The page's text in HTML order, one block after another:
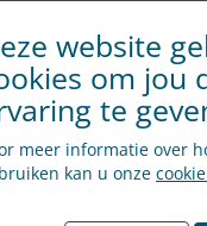
website
om jou
te
meer informatie over
kan u onze